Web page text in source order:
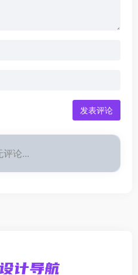
发表评论
评论...